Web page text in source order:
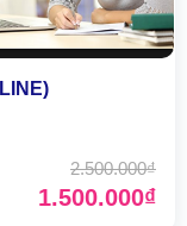
2.500.000₫
1.500.000₫